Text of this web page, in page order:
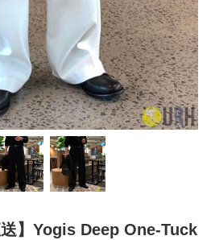
送】Yogis Deep One-Tuck